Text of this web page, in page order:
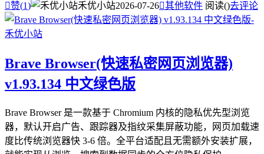
赞(1) 禾优小站2026-07-26其他软件 阅读()去评论
Brave Browser(快速私密网页浏览器)
v1.93.134 中文绿色版
Brave Browser 是一款基于 Chromium 内核的隐私优先型浏览
器，默认开启广告、跟踪器及指纹采集屏蔽功能，网页加载速
度比传统浏览器快 3-6 倍。全平台适配且无需额外安装扩展，